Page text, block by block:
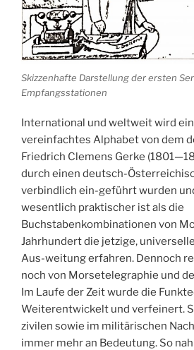
Skizzenhafte Darstellung der ersten
Empfangsstationen
International und weltweit wird
vereinfachtes Alphabet von dem
Friedrich Clemens Gerke
durch einen deutsch-
verbindlich ein-geführt wurden
wesentlich praktischer ist als die
Buchstabenkombinationen von
Jahrhundert die jetzige,
Aus-weitung erfahren. Dennoch
noch von Morsetelegraphie und
Im Laufe der Zeit wurde die
Weiterentwickelt und verfeinert.
zivilen sowie im militärischen
immer mehr an Bedeutung. So